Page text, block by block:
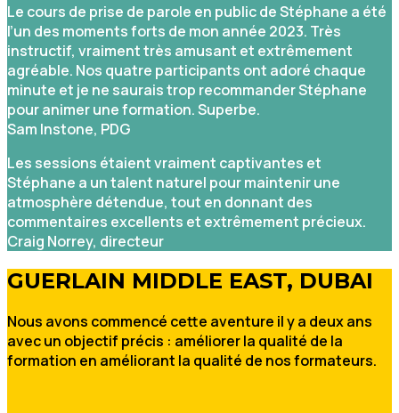
Le cours de prise de parole en public de Stéphane a été
l’un des moments forts de mon année 2023. Très
instructif, vraiment très amusant et extrêmement
agréable. Nos quatre participants ont adoré chaque
minute et je ne saurais trop recommander Stéphane
pour animer une formation. Superbe.
Sam Instone, PDG
Les sessions étaient vraiment captivantes et
Stéphane a un talent naturel pour maintenir une
atmosphère détendue, tout en donnant des
commentaires excellents et extrêmement précieux.
Craig Norrey, directeur
GUERLAIN MIDDLE EAST, DUBAI
Nous avons commencé cette aventure il y a deux ans
avec un objectif précis : améliorer la qualité de la
formation en améliorant la qualité de nos formateurs.